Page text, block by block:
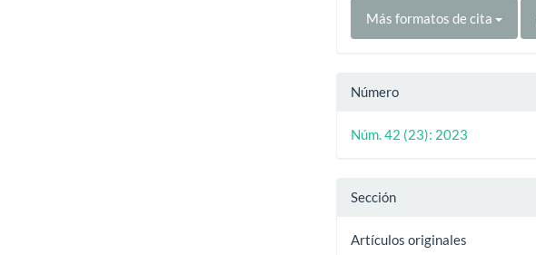
Más formatos de cita
Número
Núm. 42 (23): 2023
Sección
Artículos originales